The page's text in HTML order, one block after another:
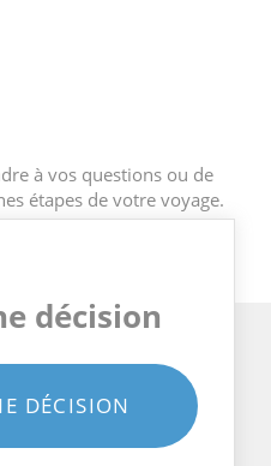
à vos questions ou de
étapes de votre voyage.
décision
DÉCISION